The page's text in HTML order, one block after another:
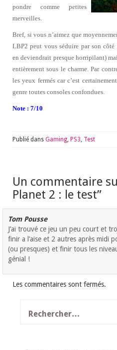
pondre comme petites
merveilles.
Bref, si vous n’aimez que
LBP2 peut vous séduire par son
en deviendrait presque horripilant)
entièrement sous le charme. Par
les yeux fermés car c’est
genre toutes consoles confondues.
Note : 7/10
Publié dans Gaming, PS3, Test
Un commentaire
Planet 2 : le test”
Tom Pousse
J’ai trouvé ce jeu un peu court et
finir a l’aise et 2 autres après midi
(ou presques) et finir tous les
génial !
Les commentaires sont fermés.